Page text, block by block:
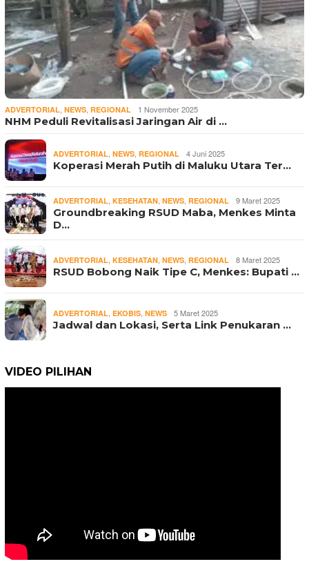
ADVERTORIAL, NEWS, REGIONAL 1 November 2025
NHM Peduli Revitalisasi Jaringan Air di …
ADVERTORIAL, NEWS, REGIONAL 4 Juni 2025
Koperasi Merah Putih di Maluku Utara Ter…
ADVERTORIAL, KESEHATAN, NEWS, REGIONAL 9 Maret 2025
Groundbreaking RSUD Maba, Menkes Minta
D…
ADVERTORIAL, KESEHATAN, NEWS, REGIONAL 8 Maret 2025
RSUD Bobong Naik Tipe C, Menkes: Bupati …
ADVERTORIAL, EKOBIS, NEWS 5 Maret 2025
Jadwal dan Lokasi, Serta Link Penukaran …
VIDEO PILIHAN